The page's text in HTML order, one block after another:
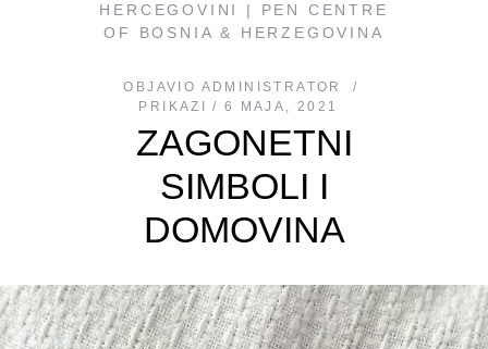
HERCEGOVINI | PEN CENTRE
OF BOSNIA & HERZEGOVINA
OBJAVIO ADMINISTRATOR
PRIKAZI
6 MAJA, 2021
ZAGONETNI
SIMBOLI I
DOMOVINA